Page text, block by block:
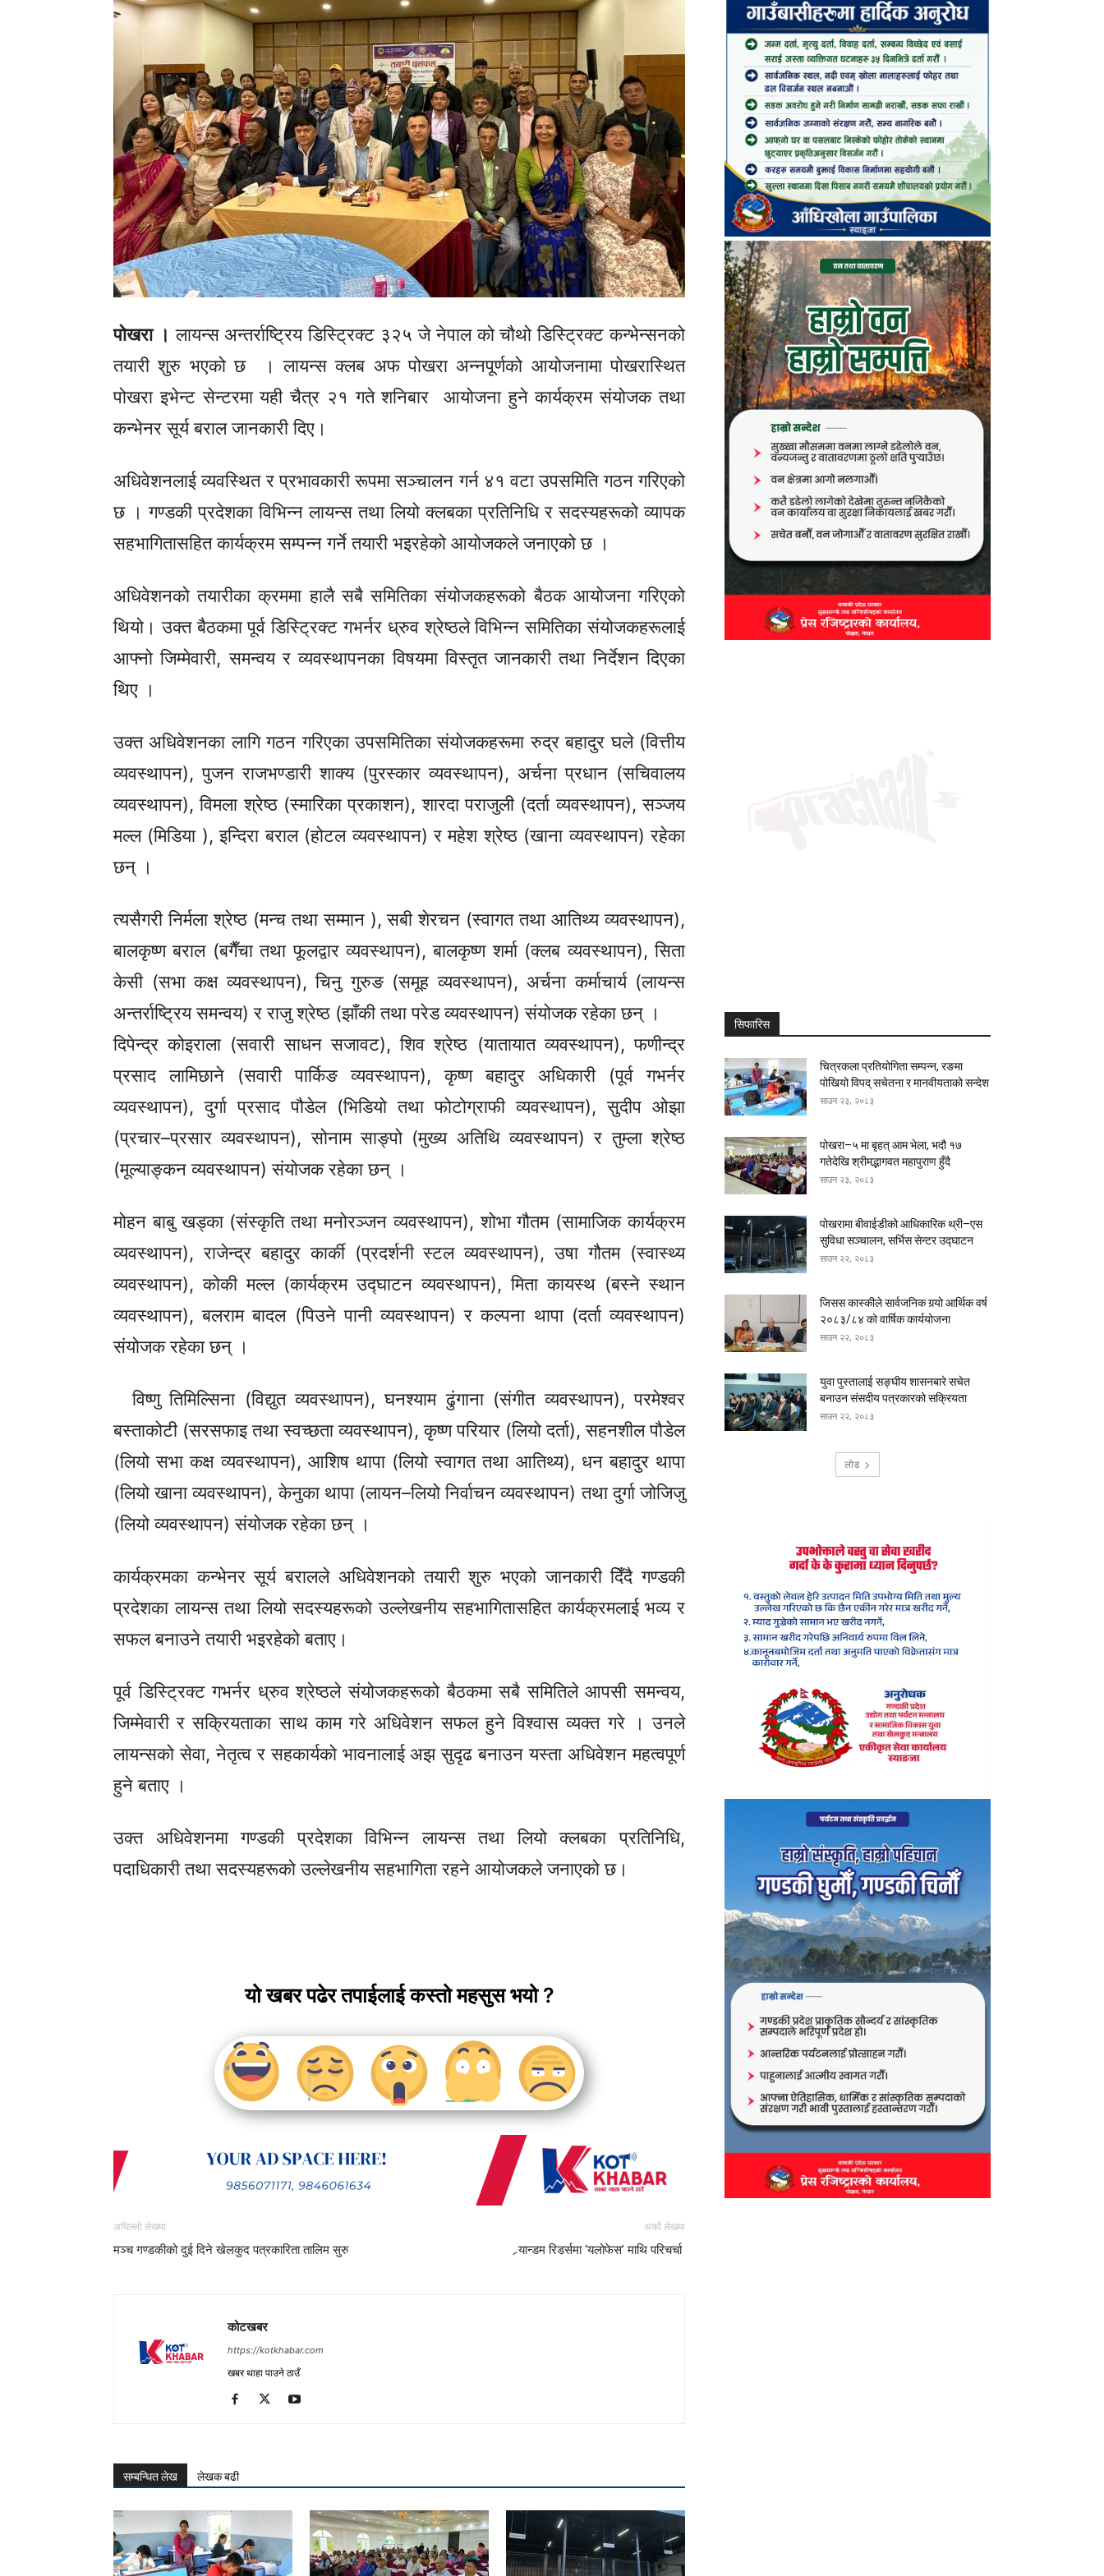
पोखरा । लायन्स अन्तर्राष्ट्रिय डिस्ट्रिक्ट ३२५ जे नेपाल को चौथोडिस्ट्रिक्ट कन्भेन्सनको
तयारी शुरु भएको छ । लायन्स क्लब अफ पोखरा अन्नपूर्णको आयोजनामा पोखरास्थित
पोखरा इभेन्ट सेन्टरमा यही चैत्र २१ गते शनिबार आयोजना हुने कार्यक्रम संयोजक तथा
कन्भेनरसूर्य बराल जानकारी दिए।
अधिवेशनलाई व्यवस्थित र प्रभावकारी रूपमा सञ्चालन गर्न ४१ वटा उपसमिति गठन गरिएको
छ । गण्डकी प्रदेशका विभिन्न लायन्स तथा लियो क्लबका प्रतिनिधि र सदस्यहरूको व्यापक
सहभागितासहित कार्यक्रम सम्पन्न गर्ने तयारी भइरहेको आयोजकले जनाएको छ ।
अधिवेशनको तयारीका क्रममा हालै सबै समितिका संयोजकहरूको बैठक आयोजना गरिएको
थियो। उक्त बैठकमा पूर्वडिस्ट्रिक्ट गभर्नर ध्रुवश्रेष्ठले विभिन्न समितिका संयोजकहरूलाई
आफ्नो जिम्मेवारी, समन्वय र व्यवस्थापनका विषयमा विस्तृत जानकारी तथा निर्देशन दिएका
थिए ।
उक्त अधिवेशनका लागि गठन गरिएका उपसमितिका संयोजकहरूमा रुद्र बहादुर घले (वित्तीय
व्यवस्थापन), पुजन राजभण्डारी शाक्य (पुरस्कार व्यवस्थापन), अर्चना प्रधान (सचिवालय
व्यवस्थापन), विमलाश्रेष्ठ (स्मारिका प्रकाशन), शारदा पराजुली (दर्ता व्यवस्थापन), सञ्जय
मल्ल (मिडिया), इन्दिरा बराल (होटल व्यवस्थापन) र महेश श्रेष्ठ (खाना व्यवस्थापन) रहेका
छन् ।
त्यसैगरी निर्मला श्रेष्ठ (मन्चतथा सम्मान ),सबीशेरचन (स्वागततथा आतिथ्यव्यवस्थापन),
बालकृष्ण बराल (बगैँचातथाफूलद्वार व्यवस्थापन), बालकृष्ण शर्मा (क्लब व्यवस्थापन), सिता
केसी (सभाकक्षव्यवस्थापन), चिनु गुरुङ (समूह व्यवस्थापन), अर्चना कर्माचार्य (लायन्स
अन्तर्राष्ट्रियसमन्वय) र राजु श्रेष्ठ (झाँकीतथा परेडव्यवस्थापन) संयोजक रहेका छन् ।
दिपेन्द्र कोइराला (सवारीसाधनसजावट), शिव श्रेष्ठ (यातायात व्यवस्थापन), फणीन्द्र
प्रसाद लामिछाने (सवारीपार्किङव्यवस्थापन), कृष्ण बहादुर अधिकारी (पूर्व गभर्नर
व्यवस्थापन), दुर्गा प्रसाद पौडेल (भिडियोतथाफोटोग्राफी व्यवस्थापन), सुदीप ओझा
(प्रचार–प्रसार व्यवस्थापन), सोनामसाङ्पो (मुख्यअतिथिव्यवस्थापन) रतुम्लाश्रेष्ठ
(मूल्याङ्कन व्यवस्थापन) संयोजक रहेका छन् ।
मोहन बाबु खड्का (संस्कृतितथा मनोरञ्जनव्यवस्थापन), शोभा गौतम (सामाजिककार्यक्रम
व्यवस्थापन), राजेन्द्र बहादुर कार्की (प्रदर्शनीस्टलव्यवस्थापन), उषा गौतम (स्वास्थ्य
व्यवस्थापन), कोकी मल्ल (कार्यक्रम उद्घाटन व्यवस्थापन), मिता कायस्थ (बस्ने स्थान
व्यवस्थापन), बलराम बादल (पिउनेपानीव्यवस्थापन) र कल्पना थापा (दर्ता व्यवस्थापन)
संयोजक रहेका छन् ।
विष्णु तिमिल्सिना (विद्युतव्यवस्थापन), घनश्याम ढुंगाना (संगीतव्यवस्थापन), परमेश्वर
बस्ताकोटी (सरसफाइ तथा स्वच्छताव्यवस्थापन), कृष्ण परियार (लियो दर्ता), सहनशील पौडेल
(लियो सभा कक्षव्यवस्थापन), आशिष थापा (लियो स्वागत तथा आतिथ्य), धन बहादुर थापा
(लियो खानाव्यवस्थापन), केनुका थापा (लायन–लियो निर्वाचनव्यवस्थापन) तथा दुर्गा जोजिजु
(लियोव्यवस्थापन) संयोजक रहेका छन् ।
कार्यक्रमकाकन्भेनरसूर्य बरालले अधिवेशनको तयारी शुरु भएको जानकारी दिँदै गण्डकी
प्रदेशका लायन्स तथा लियो सदस्यहरूको उल्लेखनीय सहभागितासहित कार्यक्रमलाई भव्य र
सफल बनाउने तयारी भइरहेको बताए।
पूर्वडिस्ट्रिक्टगभर्नर ध्रुवश्रेष्ठले संयोजकहरूको बैठकमा सबै समितिले आपसी समन्वय,
जिम्मेवारी र सक्रियताका साथ काम गरे अधिवेशन सफल हुने विश्वास व्यक्त गरे । उनले
लायन्सको सेवा, नेतृत्व र सहकार्यको भावनालाई अझ सुदृढ बनाउन यस्ता अधिवेशन महत्वपूर्ण
हुने बताए ।
उक्त अधिवेशनमा गण्डकी प्रदेशका विभिन्न लायन्स तथा लियो क्लबका प्रतिनिधि,
पदाधिकारी तथा सदस्यहरूको उल्लेखनीय सहभागिता रहने आयोजकले जनाएको छ।
यो खबर पढेर तपाईलाई कस्तो महसुस भयो ?
अघिल्लो लेखमा
मञ्च गण्डकीको दुई दिने खेलकुद पत्रकारिता तालिम सुरु
अर्को लेखमा
र्‍यान्डम रिडर्समा ‘यलोफेस’ माथि परिचर्चा
कोटखबर
https://kotkhabar.com
खबर थाहा पाउने ठाउँ
सम्बन्धित लेख लेखक बढी
सिफारिस
चित्रकला प्रतियोगिता सम्पन्न, रङमा
पोखियो विपद् सचेतना र मानवीयताको सन्देश
साउन २३, २०८३
पोखरा–५ मा बृहत् आम भेला, भदौ १७
गतेदेखि श्रीमद्भागवत महापुराण हुँदै
साउन २३, २०८३
पोखरामा बीवाईडीको आधिकारिक थ्री–एस
सुविधा सञ्चालन, सर्भिस सेन्टर उद्घाटन
साउन २२, २०८३
जिसस कास्कीले सार्वजनिक गर्‍यो आर्थिक वर्ष
२०८३/८४ को वार्षिक कार्ययोजना
साउन २२, २०८३
युवा पुस्तालाई सङ्घीय शासनबारे सचेत
बनाउन संसदीय पत्रकारको सक्रियता
साउन २२, २०८३
लोड